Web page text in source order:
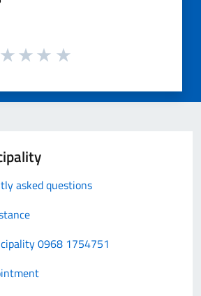
asked questions
0968 1754751